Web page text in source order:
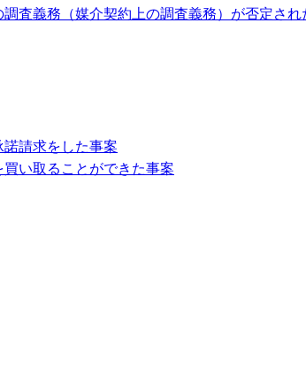
査義務（媒介契約上の調査義務）が否定され
請求をした事案
い取ることができた事案